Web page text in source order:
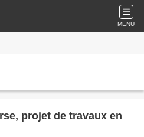
MENU
projet de travaux en